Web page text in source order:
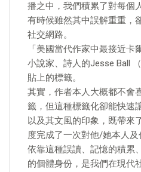
播之中，我們積累了對每個
有時候雖然其中誤解重重，
社交網路。
「美國當代作家中最接近
小說家、詩人的Jesse Ball
貼上的標籤。
其實，作者本人大概都不會
籤，但這種標籤化卻能快速
以及其文風的印象，既帶來
度完成了一次對他/她本人及
依靠這種誤讀、記憶的積累
的個體身份，是我們在現代